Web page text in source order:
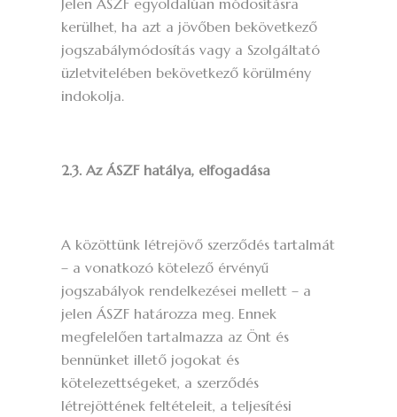
Jelen ÁSZF egyoldalúan módosításra
kerülhet, ha azt a jövőben bekövetkező
jogszabálymódosítás vagy a Szolgáltató
üzletvitelében bekövetkező körülmény
indokolja.
2.3. Az ÁSZF hatálya, elfogadása
A közöttünk létrejövő szerződés tartalmát
– a vonatkozó kötelező érvényű
jogszabályok rendelkezései mellett – a
jelen ÁSZF határozza meg. Ennek
megfelelően tartalmazza az Önt és
bennünket illető jogokat és
kötelezettségeket, a szerződés
létrejöttének feltételeit, a teljesítési